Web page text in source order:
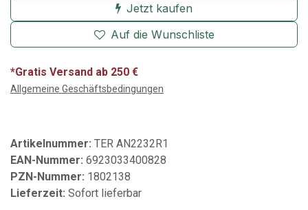
Jetzt kaufen
Auf die Wunschliste
*Gratis Versand ab 250 €
Allgemeine Geschäftsbedingungen
Artikelnummer: TER AN2232R1
EAN-Nummer: 6923033400828
PZN-Nummer: 1802138
Lieferzeit: Sofort lieferbar